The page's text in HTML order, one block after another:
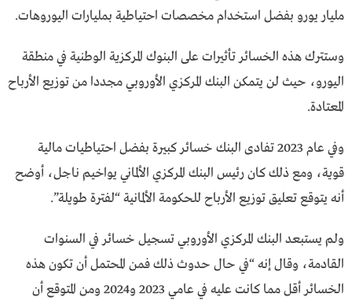
مليار يورو بفضل استخدام مخصصات احتياطية بمليارات اليوروهات.
وستترك هذه الخسائر تأثيرات على البنوك المركزية الوطنية في منطقة
اليورو، حيث لن يتمكن البنك المركزي الأوروبي مجددا من توزيع الأرباح
المعتادة.
وفي عام 2023 تفادى البنك خسائر كبيرة بفضل احتياطيات مالية
قوية، ومع ذلك كان رئيس البنك المركزي الألماني يواخيم ناجل، أوضح
أنه يتوقع تعليق توزيع الأرباح للحكومة الألمانية “لفترة طويلة”.
ولم يستبعد البنك المركزي الأوروبي تسجيل خسائر في السنوات
القادمة، وقال إنه “في حال حدوث ذلك فمن المحتمل أن تكون هذه
الخسائر أقل مما كانت عليه في عامي 2023 و2024 ومن المتوقع أن